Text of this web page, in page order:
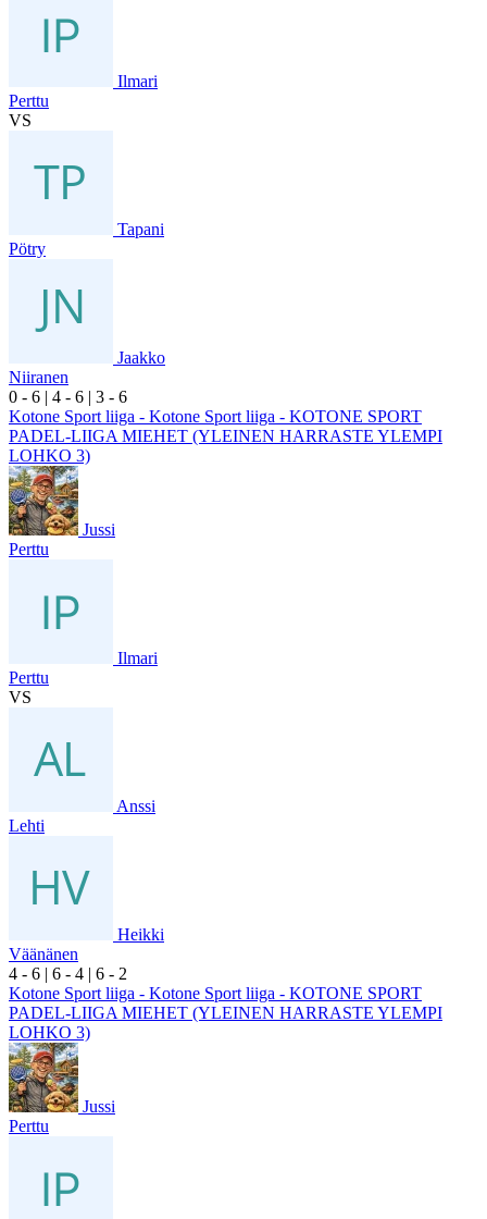
Ilmari
Perttu
VS
Tapani
Pötry
Jaakko
Niiranen
0 - 6 | 4 - 6 | 3 - 6
Kotone Sport liiga - Kotone Sport liiga - KOTONE SPORT
PADEL-LIIGA MIEHET (YLEINEN HARRASTE YLEMPI
LOHKO 3)
Jussi
Perttu
Ilmari
Perttu
VS
Anssi
Lehti
Heikki
Väänänen
4 - 6 | 6 - 4 | 6 - 2
Kotone Sport liiga - Kotone Sport liiga - KOTONE SPORT
PADEL-LIIGA MIEHET (YLEINEN HARRASTE YLEMPI
LOHKO 3)
Jussi
Perttu